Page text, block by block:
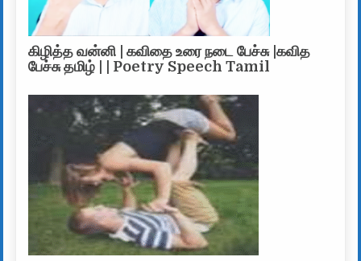
கிழித்த வன்னி | கவிதை உரை நடை பேச்சு |கவித
பேச்சு தமிழ் | | Poetry Speech Tamil